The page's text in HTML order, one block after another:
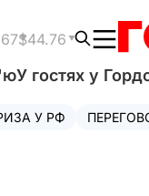
$44.76
У гостях у
У РФ